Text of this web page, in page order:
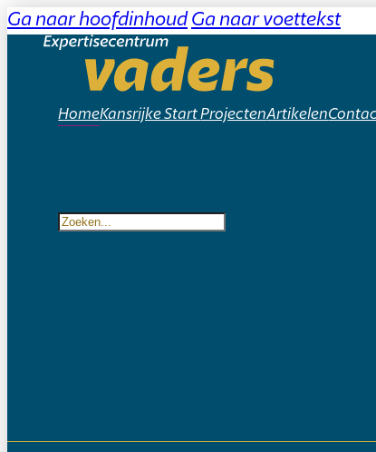
Ga naar hoofdinhoud Ga naar voettekst
HomeKansrijke StartProjectenArtikelen